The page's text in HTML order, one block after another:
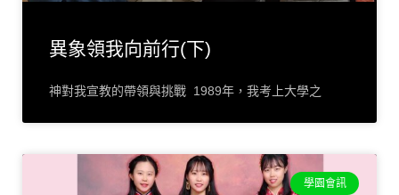
異象領我向前行(下)
神對我宣教的帶領與挑戰 1989年，我考上大學之
學園會訊